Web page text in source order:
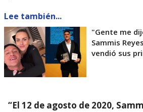
Lee también...
"Gente me
Sammis
vendió sus
“El 12 de agosto de 2020,